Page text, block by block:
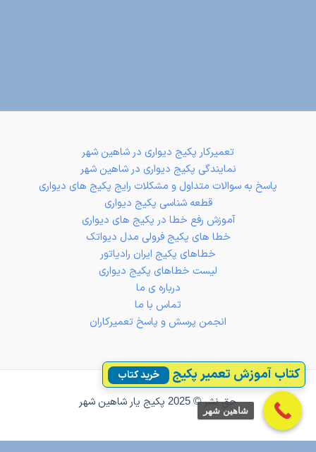
تعمیرکار پکیج دیواری در شاهین شهر
نمایندگی پکیج دیواری در شاهین شهر
پاسخ به سوالات متداول و مشکلات رایج پکیج های دیواری
قطعه شناسی پکیج دیواری
آموزش رفع خطا در پکیج های دیواری
خطا های پکیج فرولی مدل دیواتک
خطاهای پکیج ایران رادیاتور
لیست خطاهای پکیج دیواری
درباره ی ما
تماس با ما
انجمن پرسش و پاسخ تعمیرکاران
حقِ نشر © 2025 پکیج یار شاهین شهر
شاهین شهر
کتاب آموزش تعمیر پکیج خرید کتاب